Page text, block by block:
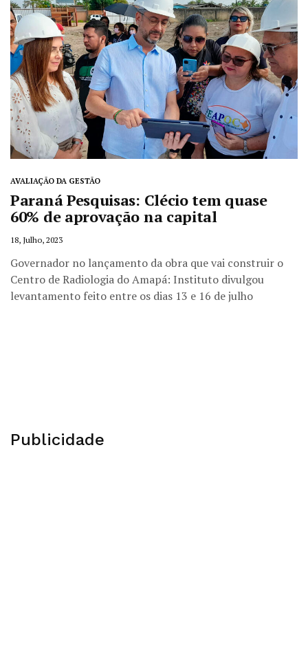
AVALIAÇÃO DA GESTÃO
Paraná Pesquisas: Clécio tem quase
60% de aprovação na capital
18, Julho, 2023
Governador no lançamento da obra que vai construir o
Centro de Radiologia do Amapá: Instituto divulgou
levantamento feito entre os dias 13 e 16 de julho
Publicidade